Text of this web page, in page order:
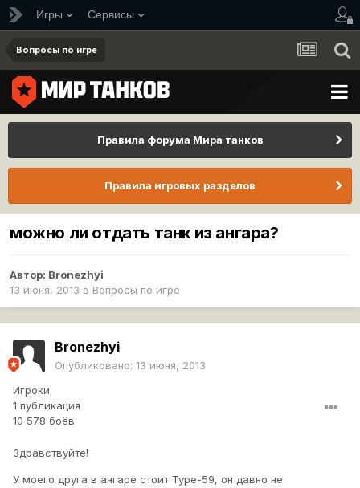
Игры Сервисы
Вопросы по игре
Правила форума Мира танков
Правила игровых разделов
можно ли отдать танк из ангара?
Автор: Bronezhyi
13 июня, 2013 в Вопросы по игре
Bronezhyi
Опубликовано: 13 июня, 2013
Игроки
1 публикация
10 578 боёв
Здравствуйте!
У моего друга в ангаре стоит Type-59, он давно не